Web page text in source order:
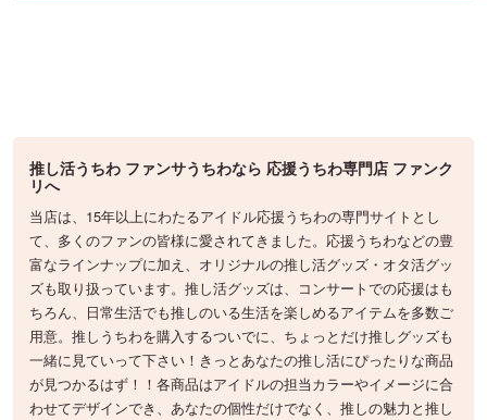
推し活うちわ ファンサうちわなら 応援うちわ専門店 ファンク
リへ
当店は、15年以上にわたるアイドル応援うちわの専門サイトとし
て、多くのファンの皆様に愛されてきました。応援うちわなどの豊
富なラインナップに加え、オリジナルの推し活グッズ・オタ活グッ
ズも取り扱っています。推し活グッズは、コンサートでの応援はも
ちろん、日常生活でも推しのいる生活を楽しめるアイテムを多数ご
用意。推しうちわを購入するついでに、ちょっとだけ推しグッズも
一緒に見ていって下さい！きっとあなたの推し活にぴったりな商品
が見つかるはず！！各商品はアイドルの担当カラーやイメージに合
わせてデザインでき、あなたの個性だけでなく、推しの魅力と推し